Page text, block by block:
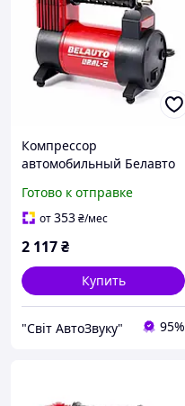
Компрессор
автомобильный Белавто
Готово к отправке
от353₴/мес
2 117₴
Купить
"Світ АвтоЗвуку" 95%